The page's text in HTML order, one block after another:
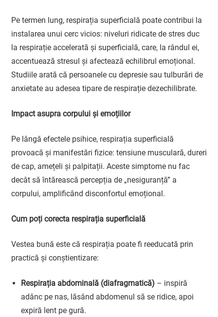
Pe termen lung, respirația superficială poate contribui la
instalarea unui cerc vicios: niveluri ridicate de stres duc
la respirație accelerată și superficială, care, la rândul ei,
accentuează stresul și afectează echilibrul emoțional.
Studiile arată că persoanele cu depresie sau tulburări de
anxietate au adesea tipare de respirație dezechilibrate.
Impact asupra corpului și emoțiilor
Pe lângă efectele psihice, respirația superficială
provoacă și manifestări fizice: tensiune musculară, dureri
de cap, amețeli și palpitații. Aceste simptome nu fac
decât să întărească percepția de „nesiguranță” a
corpului, amplificând disconfortul emoțional.
Cum poți corecta respirația superficială
Vestea bună este că respirația poate fi reeducată prin
practică și conștientizare:
Respirația abdominală (diafragmatică) – inspiră
adânc pe nas, lăsând abdomenul să se ridice, apoi
expiră lent pe gură.